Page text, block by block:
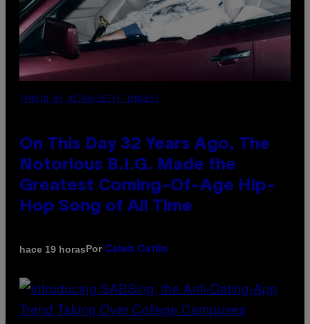
(PHOTO BY NITRO/GETTY IMAGES)
On This Day 32 Years Ago, The
Notorious B.I.G. Made the
Greatest Coming-Of-Age Hip-
Hop Song of All Time
hace 19 horasPor Caleb Catlin